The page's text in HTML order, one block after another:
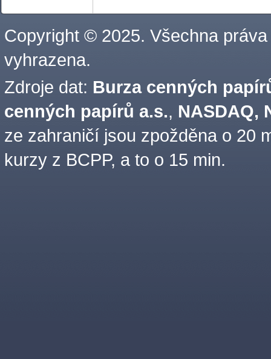
Copyright © 2025. Všechna práva
vyhrazena.
Zdroje dat: Burza cenných
cenných papírů a.s., NASDAQ,
ze zahraničí jsou zpožděna o 20
kurzy z BCPP, a to o 15 min.